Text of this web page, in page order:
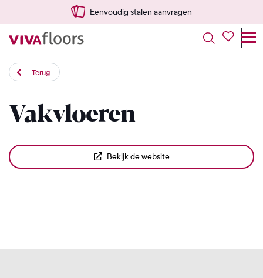
Eenvoudig stalen aanvragen
Terug
Vakvloeren
Bekijk de website